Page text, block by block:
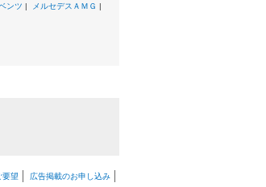
ンツ | メルセデスＡＭＧ |
要望 広告掲載のお申し込み